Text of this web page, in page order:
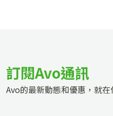
訂閱Avo通訊
Avo的最新動態和優惠，就在